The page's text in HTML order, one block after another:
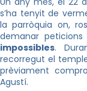
s’ha tenyit de
la parròquia on,
demanar
impossibles.
recorregut el
prèviament
Agustí.